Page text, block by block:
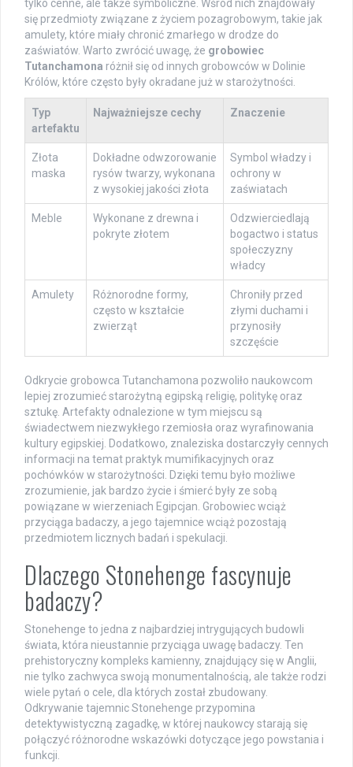
tylko cenne, ale także symboliczne. Wśród nich znajdowały
się przedmioty związane z życiem pozagrobowym, takie jak
amulety, które miały chronić zmarłego w drodze do
zaświatów. Warto zwrócić uwagę, że grobowiec
Tutanchamona różnił się od innych grobowców w Dolinie
Królów, które często były okradane już w starożytności.
Typ
artefaktu
Najważniejsze cechy Znaczenie
Złota
maska
Dokładne odwzorowanie
rysów twarzy, wykonana
z wysokiej jakości złota
Symbol władzy i
ochrony w
zaświatach
Meble
Wykonane z drewna i
pokryte złotem
Odzwierciedlają
bogactwo i status
społeczyzny
władcy
Amulety
Różnorodne formy,
często w kształcie
zwierząt
Chroniły przed
złymi duchami i
przynosiły
szczęście
Odkrycie grobowca Tutanchamona pozwoliło naukowcom
lepiej zrozumieć starożytną egipską religię, politykę oraz
sztukę. Artefakty odnalezione w tym miejscu są
świadectwem niezwykłego rzemiosła oraz wyrafinowania
kultury egipskiej. Dodatkowo, znaleziska dostarczyły cennych
informacji na temat praktyk mumifikacyjnych oraz
pochówków w starożytności. Dzięki temu było możliwe
zrozumienie, jak bardzo życie i śmierć były ze sobą
powiązane w wierzeniach Egipcjan. Grobowiec wciąż
przyciąga badaczy, a jego tajemnice wciąż pozostają
przedmiotem licznych badań i spekulacji.
Dlaczego Stonehenge fascynuje
badaczy?
Stonehenge to jedna z najbardziej intrygujących budowli
świata, która nieustannie przyciąga uwagę badaczy. Ten
prehistoryczny kompleks kamienny, znajdujący się w Anglii,
nie tylko zachwyca swoją monumentalnością, ale także rodzi
wiele pytań o cele, dla których został zbudowany.
Odkrywanie tajemnic Stonehenge przypomina
detektywistyczną zagadkę, w której naukowcy starają się
połączyć różnorodne wskazówki dotyczące jego powstania i
funkcji.